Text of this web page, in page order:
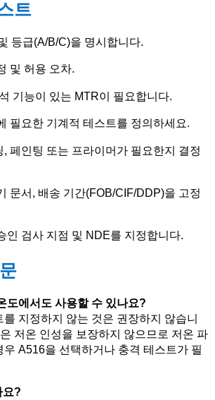
트
등급(A/B/C)을 명시합니다.
및 허용 오차.
기능이 있는 MTR이 필요합니다.
필요한 기계적 테스트를 정의하세요.
, 페인팅 또는 프라이머가 필요한지 결정
문서, 배송 기간(FOB/CIF/DDP)을 고정
인 검사 지점 및 NDE를 지정합니다.
도에서도 사용할 수 있나요?
지정하지 않는 것은 권장하지 않습니
저온 인성을 보장하지 않으므로 저온 파
우 A516을 선택하거나 충격 테스트가 필
요?